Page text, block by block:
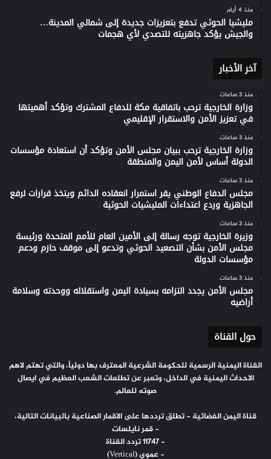
منذ 4 أيام
مليشيا الحوثي تدفع بتعزيزات جديدة إلى شمالي المدينة…
والجيش يؤكد جاهزيته للتصدي لأي هجمات
آخر الأخبار
منذ 3 ساعات
وزارة الخارجية ترحب باتفاقية مكة للدفاع المشترك وتؤكد أهميتها
في تعزيز الأمن والاستقرار الإقليمي
منذ 3 ساعات
وزارة الخارجية ترحب ببيان مجلس الأمن وتؤكد أن استعادة مؤسسات
الدولة أساس لأمن اليمن والمنطقة
منذ 3 ساعات
مجلس الدفاع الوطني يقر استمرار انعقاده الدائم ويتخذ قرارات لرفع
الجاهزية وردع اعتداءات المليشيات الحوثية
منذ 3 ساعات
وزيرة الخارجية توجه رسالة إلى الأمين العام للأمم المتحدة ورئيسة
مجلس الأمن بشأن التصعيد الحوثي وتدعو إلى موقف حازم ودعم
مؤسسات الدولة
منذ 3 ساعات
مجلس الأمن يجدد التزامه بسيادة اليمن واستقلاله ووحدته وسلامة
أراضيه
حول القناة
القناة اليمنية الرسمية للحكومة الشرعية المعترف بها دولياً، والتي تهتم لاهم
الاحداث اليمنية في الداخل، وتعبر عن تطلعات الشعب العظيم في ايصال
صوته للعالم.
قناة اليمن الفضائية - تطلق ترددها على الاقمار الصناعية بالبيانات التالية،
- قمر نايلسات
- 11747 تردد القناة
- عموي (Vertical)